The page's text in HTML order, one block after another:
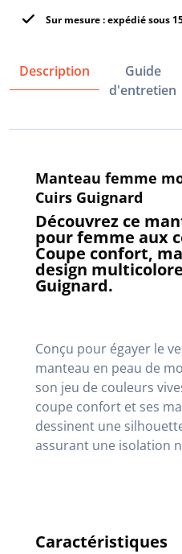
Sur mesure : expédié sous
Description
Guide
d'entretien
Manteau femme
Cuirs Guignard
Découvrez ce
pour femme aux
Coupe confort,
design
Guignard.
Conçu pour égayer le
manteau en peau de
son jeu de couleurs
coupe confort et ses
dessinent une
assurant une isolation
Caractéristiques